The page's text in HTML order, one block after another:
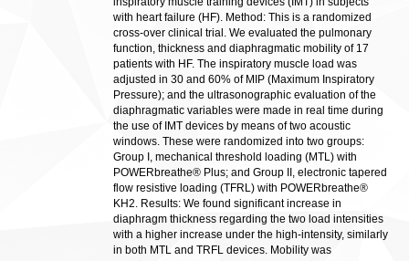
with heart failure (HF). Method: This is a randomized
cross-over clinical trial. We evaluated the pulmonary
function, thickness and diaphragmatic mobility of 17
patients with HF. The inspiratory muscle load was
adjusted in 30 and 60% of MIP (Maximum Inspiratory
Pressure); and the ultrasonographic evaluation of the
diaphragmatic variables were made in real time during
the use of IMT devices by means of two acoustic
windows. These were randomized into two groups:
Group I, mechanical threshold loading (MTL) with
POWERbreathe® Plus; and Group II, electronic tapered
flow resistive loading (TFRL) with POWERbreathe®
KH2. Results: We found significant increase in
diaphragm thickness regarding the two load intensities
with a higher increase under the high-intensity, similarly
in both MTL and TRFL devices. Mobility was